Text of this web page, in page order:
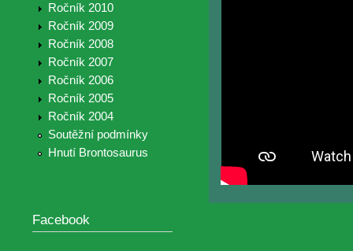
Ročník 2010
Ročník 2009
Ročník 2008
Ročník 2007
Ročník 2006
Ročník 2005
Ročník 2004
Soutěžní podmínky
Hnutí Brontosaurus
Facebook